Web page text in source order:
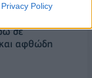
Privacy Policy
σε
αφθώδη